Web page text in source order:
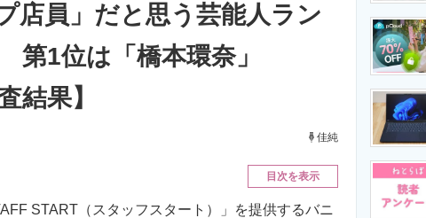
IT製品の技術・比較・事例 製造業のIT導入・活用を支援
エネルギーの専門メディア
店員」だと思う芸能人ラン
1位は「橋本環奈」
結果】
佳純
目次を表示
START（スタッフスタート）」を提供するバニ